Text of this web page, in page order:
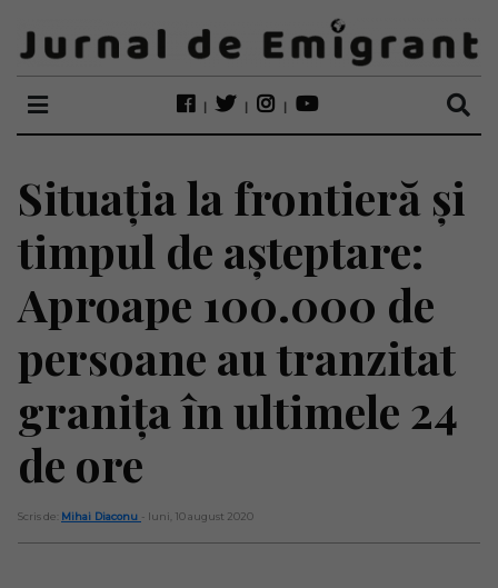
Situația la frontieră și
timpul de așteptare:
Aproape 100.000 de
persoane au tranzitat
granița în ultimele 24
de ore
Scris de: Mihai Diaconu - luni, 10 august 2020